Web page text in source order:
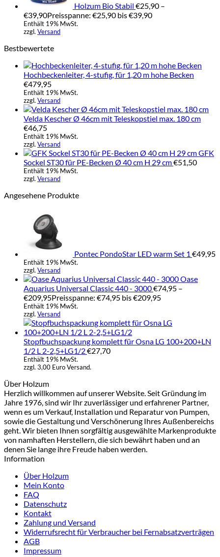
Holzum Bio Stabil €25,90 –
€39,90Preisspanne: €25,90 bis €39,90
Enthält 19% MwSt.
zzgl. Versand
Bestbewertete
Hochbeckenleiter, 4-stufig, für 1,20 m hohe Becken
€479,95
Enthält 19% MwSt.
zzgl. Versand
Velda Kescher Ø 46cm mit Teleskopstiel max. 180 cm
€46,75
Enthält 19% MwSt.
zzgl. Versand
GFK
Sockel ST30 für PE-Becken Ø 40 cm H 29 cm€51,50
Enthält 19% MwSt.
zzgl. Versand
Angesehene Produkte
Pontec PondoStar LED warm Set 1 €49,95
Enthält 19% MwSt.
zzgl. Versand
Oase
Aquarius Universal Classic 440 - 3000€74,95 –
€209,95Preisspanne: €74,95 bis €209,95
Enthält 19% MwSt.
zzgl. Versand
Stopfbuchspackung komplett für Osna LG 100+200+LN
1/2 L 2-2,5+LG1/2€27,70
Enthält 19% MwSt.
zzgl. 3,00 Euro Versand.
Über Holzum
Herzlich willkommen auf unserer Website. Seit Gründung im
Jahre 1976, sind wir Ihr zuverlässiger und erfahrener Partner,
wenn es um Verkauf, Installation und Reparatur von Pumpen,
sowie die Gestaltung und Verschönerung Ihres Außenbereichs
geht. Wir bieten Ihnen sorgfältig ausgewählte Markenprodukte
von namhaften Herstellern, die sich bewährt haben und an
denen Sie lange ihre Freude haben werden.
Information
Über Holzum
Mein Konto
FAQ
Datenschutz
Kontakt
Zahlung und Versand
Widerrufsrecht für Verbraucher bei Fernabsatzverträgen
AGB
Impressum